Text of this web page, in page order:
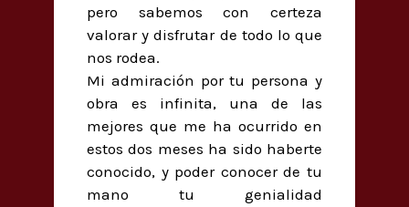
pero sabemos con certeza
valorar y disfrutar de todo lo que
nos rodea.
Mi admiración por tu persona y
obra es infinita, una de las
mejores que me ha ocurrido en
estos dos meses ha sido haberte
conocido, y poder conocer de tu
mano tu genialidad